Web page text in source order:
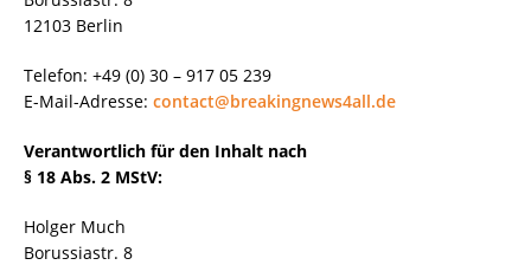
12103 Berlin
Telefon: +49 (0) 30 – 917 05 239
E-Mail-Adresse: contact@breakingnews4all.de
Verantwortlich für den Inhalt nach
§ 18 Abs. 2 MStV:
Holger Much
Borussiastr. 8